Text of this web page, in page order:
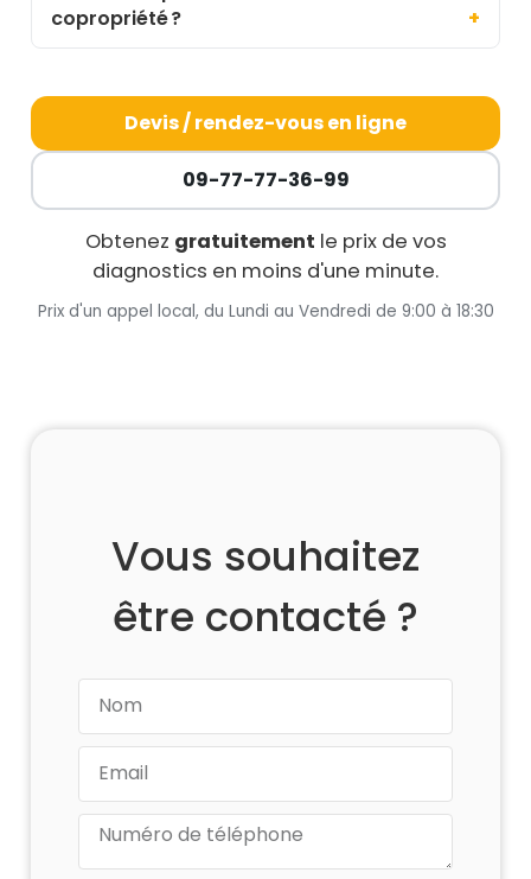
copropriété ?
Devis / rendez-vous en ligne
09-77-77-36-99
Obtenez gratuitement le prix de vos
diagnostics en moins d'une minute.
Prix d'un appel local, du Lundi au Vendredi de 9:00 à 18:30
Vous souhaitez
être contacté ?